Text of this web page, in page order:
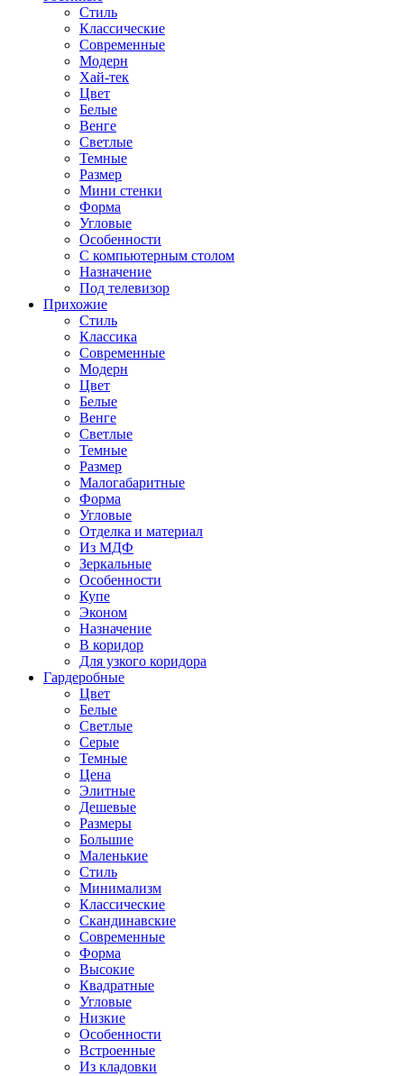
Стиль
Классические
Современные
Модерн
Хай-тек
Цвет
Белые
Венге
Светлые
Темные
Размер
Мини стенки
Форма
Угловые
Особенности
С компьютерным столом
Назначение
Под телевизор
Прихожие
Стиль
Классика
Современные
Модерн
Цвет
Белые
Венге
Светлые
Темные
Размер
Малогабаритные
Форма
Угловые
Отделка и материал
Из МДФ
Зеркальные
Особенности
Купе
Эконом
Назначение
В коридор
Для узкого коридора
Гардеробные
Цвет
Белые
Светлые
Серые
Темные
Цена
Элитные
Дешевые
Размеры
Большие
Маленькие
Стиль
Минимализм
Классические
Скандинавские
Современные
Форма
Высокие
Квадратные
Угловые
Низкие
Особенности
Встроенные
Из кладовки